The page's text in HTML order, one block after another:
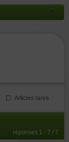
Articles rares
réponses 1 - 7 / 7